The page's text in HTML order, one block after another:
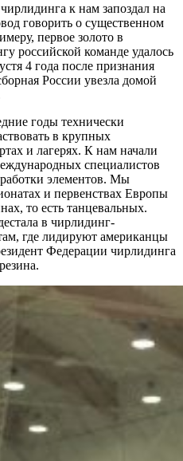
к нам запоздал на
говорить о существенном
первое золото в
российской команде удалось
4 года после признания
России увезла домой
годы технически
в крупных
и лагерях. К нам начали
специалистов
элементов. Мы
и первенствах Европы
то есть танцевальных.
в чирлидинг-
где лидируют американцы
Федерации чирлидинга